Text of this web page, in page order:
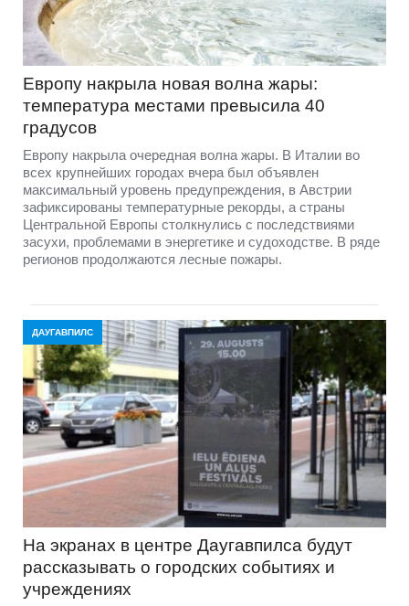
Европу накрыла новая волна жары:
температура местами превысила 40
градусов
Европу накрыла очередная волна жары. В Италии во
всех крупнейших городах вчера был объявлен
максимальный уровень предупреждения, в Австрии
зафиксированы температурные рекорды, а страны
Центральной Европы столкнулись с последствиями
засухи, проблемами в энергетике и судоходстве. В ряде
регионов продолжаются лесные пожары.
ДАУГАВПИЛС
На экранах в центре Даугавпилса будут
рассказывать о городских событиях и
учреждениях